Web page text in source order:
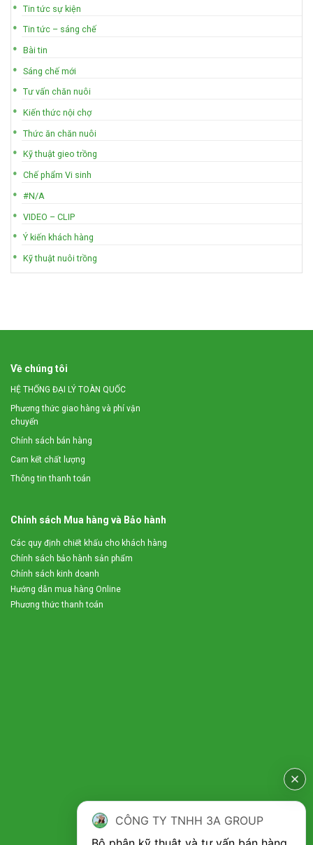
Tin tức sự kiện
Tin tức – sáng chế
Bài tin
Sáng chế mới
Tư vấn chăn nuôi
Kiến thức nội chợ
Thức ăn chăn nuôi
Kỹ thuật gieo trồng
Chế phẩm Vi sinh
#N/A
VIDEO – CLIP
Ý kiến khách hàng
Kỹ thuật nuôi trồng
Về chúng tôi
HỆ THỐNG ĐẠI LÝ TOÀN QUỐC
Phương thức giao hàng và phí vận
chuyển
Chính sách bán hàng
Cam kết chất lượng
Thông tin thanh toán
Chính sách Mua hàng và Bảo hành
Các quy định chiết khấu cho khách hàng
Chính sách bảo hành sản phẩm
Chính sách kinh doanh
Hướng dẫn mua hàng Online
Phương thức thanh toán
CÔNG TY TNHH 3A GROUP